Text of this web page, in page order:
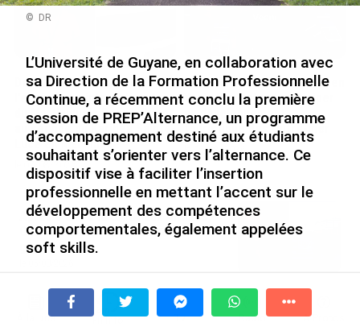
De Messi à Trump :
l’expérience internationale
du Martiniquais Benoît Etinof
au service du Karibea Sainte-
Luce en Martinique
Avec VEENI, le Guadeloupéen
Yanis Foy entend participer
au développement
touristique des Outre-mer
le 06/08/2026
Après 5 ans à la SARA aux Antilles,
Olivier Cotta prend la direction
générale de...
En juin 2026, les prix à la
consommation diminuent à
À la une Tv Radio A Propos
© DR
L’Université de Guyane, en collaboration avec
sa Direction de la Formation Professionnelle
Continue, a récemment conclu la première
session de PREP’Alternance, un programme
d’accompagnement destiné aux étudiants
souhaitant s’orienter vers l’alternance. Ce
dispositif vise à faciliter l’insertion
professionnelle en mettant l’accent sur le
développement des compétences
comportementales, également appelées
soft skills.
Lancé en mai 2025, PREP’Alternance est accessible à